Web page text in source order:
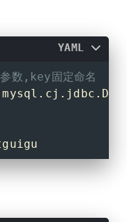
YAML
数,key固定命名